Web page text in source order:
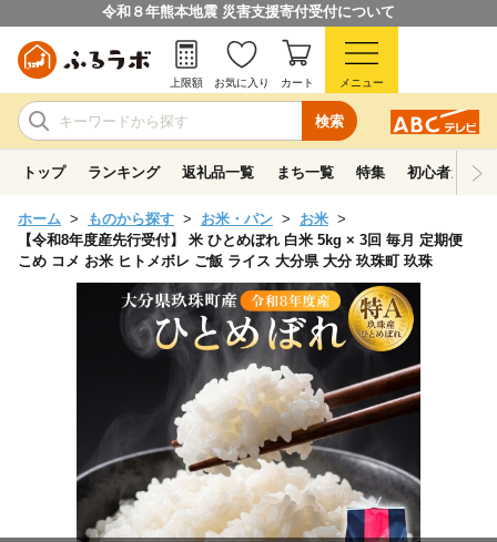
令和８年熊本地震 災害支援寄付受付について
検索
上限額 お気に入り カート メニュー
トップ ランキング 返礼品一覧 まち一覧 特集 初心者ガイド
ホーム ものから探す お米・パン
お米
【令和8年度産先行受付】 米 ひとめぼれ 白米 5kg × 3回 毎月 定期便
こめ コメ お米 ヒトメボレ ご飯 ライス 大分県 大分 玖珠町 玖珠